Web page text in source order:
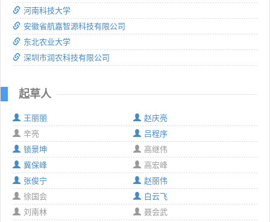
河南科技大学
安徽省航嘉智源科技有限公司
东北农业大学
深圳市润农科技有限公司
起草人
王丽丽
赵庆亮
辛亮
吕程序
锁景坤
高继伟
冀保峰
高宏峰
张俊宁
赵丽伟
徐国会
白云飞
刘南林
聂会武